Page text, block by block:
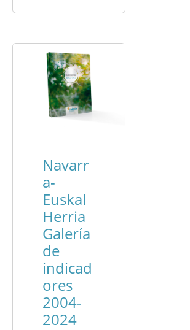
Navarr
a-
Euskal
Herria
Galería
de
indicad
ores
2004-
2024